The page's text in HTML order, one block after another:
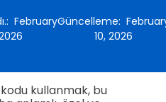
: FebruaryGüncelleme:
10, 2026
kullanmak, bu